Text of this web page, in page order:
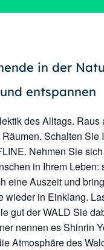
in der
entspannen
des Alltags. Raus
Schalten Sie
Nehmen Sie
in Ihrem Leben:
eine Auszeit und
wieder in Einklang.
gut der WALD Sie
nennen es Shinrin
Atmosphäre des